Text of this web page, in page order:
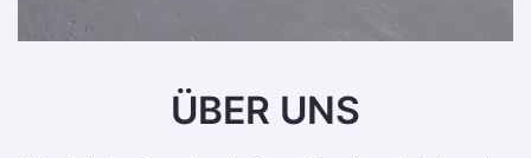
ÜBER UNS